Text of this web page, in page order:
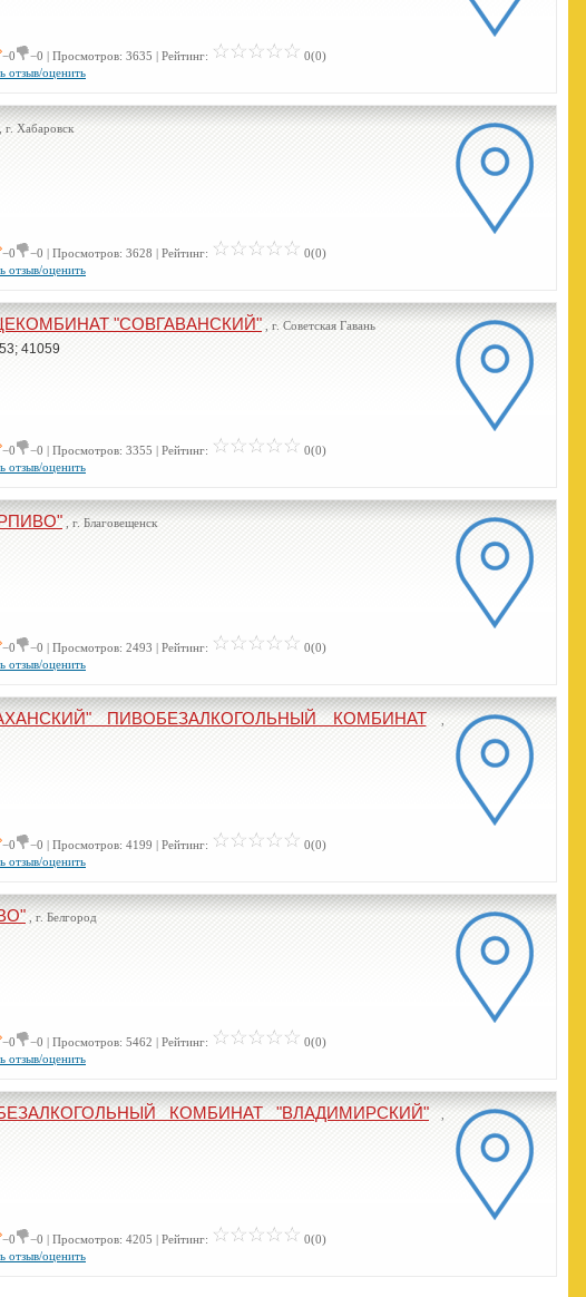
−0 −0 | Просмотров: 3635 | Рейтинг:
0(0)
отзыв/оценить
г. Хабаровск
−0 −0 | Просмотров: 3628 | Рейтинг:
0(0)
отзыв/оценить
"СОВГАВАНСКИЙ" , г. Советская Гавань
41059
−0 −0 | Просмотров: 3355 | Рейтинг:
0(0)
отзыв/оценить
, г. Благовещенск
−0 −0 | Просмотров: 2493 | Рейтинг:
0(0)
отзыв/оценить
ПИВОБЕЗАЛКОГОЛЬНЫЙ КОМБИНАТ,
−0 −0 | Просмотров: 4199 | Рейтинг:
0(0)
отзыв/оценить
, г. Белгород
−0 −0 | Просмотров: 5462 | Рейтинг:
0(0)
отзыв/оценить
КОМБИНАТ "ВЛАДИМИРСКИЙ" ,
−0 −0 | Просмотров: 4205 | Рейтинг:
0(0)
отзыв/оценить